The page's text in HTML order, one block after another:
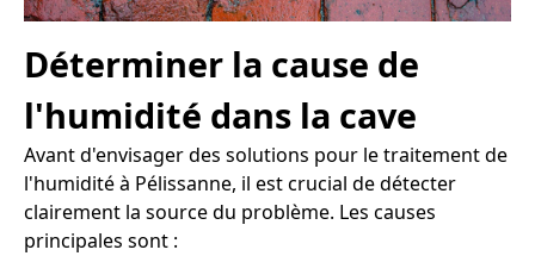
Déterminer la cause de
l'humidité dans la cave
Avant d'envisager des solutions pour le traitement de
l'humidité à Pélissanne, il est crucial de détecter
clairement la source du problème. Les causes
principales sont :